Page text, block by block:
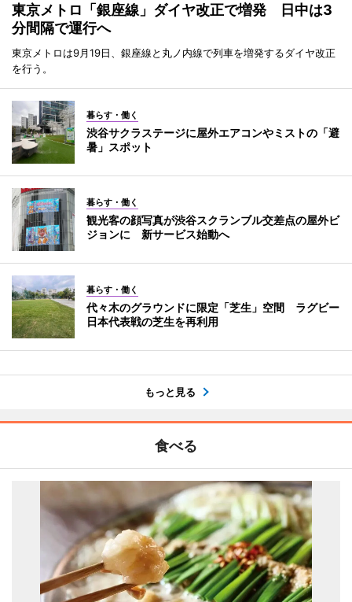
東京メトロ「銀座線」ダイヤ改正で増発 日中は3
分間隔で運行へ
東京メトロは9月19日、銀座線と丸ノ内線で列車を増発するダイヤ改正
を行う。
暮らす・働く
渋谷サクラステージに屋外エアコンやミストの「避
暑」スポット
暮らす・働く
観光客の顔写真が渋谷スクランブル交差点の屋外ビ
ジョンに 新サービス始動へ
暮らす・働く
代々木のグラウンドに限定「芝生」空間 ラグビー
日本代表戦の芝生を再利用
もっと見る
食べる